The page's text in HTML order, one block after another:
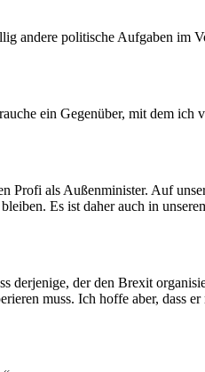
andere politische Aufgaben im
ein Gegenüber, mit dem ich
als Außenminister. Auf
Es ist daher auch in
derjenige, der den Brexit
muss. Ich hoffe aber, dass